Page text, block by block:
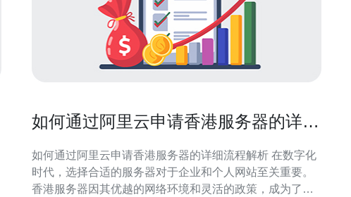
如何通过阿里云申请香港服务器的详细
如何通过阿里云申请香港服务器的详细流程解析 在数字化
时代，选择合适的服务器对于企业和个人网站至关重要。
香港服务器因其优越的网络环境和灵活的政策，成为了许